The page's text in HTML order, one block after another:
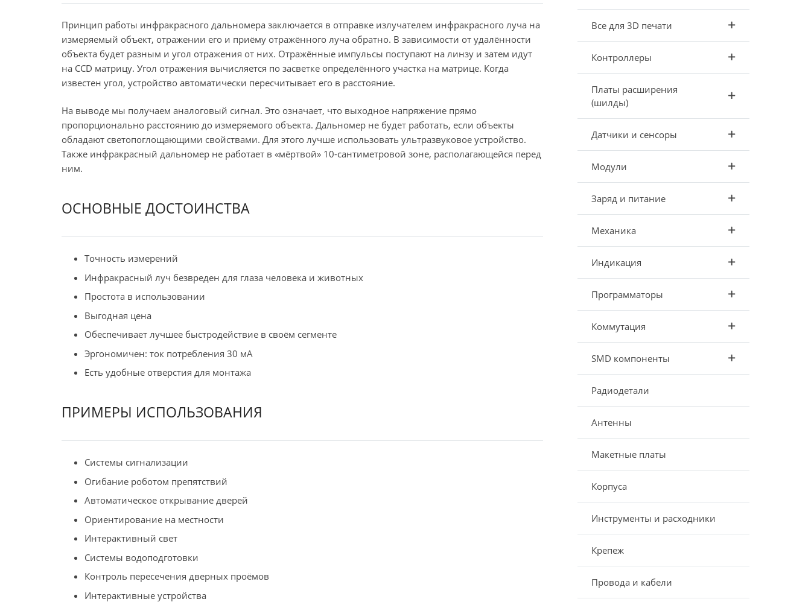
Принцип работы инфракрасного дальномера заключается в отправке излучателем инфракрасного луча на
измеряемый объект, отражении его и приёму отражённого луча обратно. В зависимости от удалённости
объекта будет разным и угол отражения от них. Отражённые импульсы поступают на линзу и затем идут
на CCD матрицу. Угол отражения вычисляется по засветке определённого участка на матрице. Когда
известен угол, устройство автоматически пересчитывает его в расстояние.
На выводе мы получаем аналоговый сигнал. Это означает, что выходное напряжение прямо
пропорционально расстоянию до измеряемого объекта. Дальномер не будет работать, если объекты
обладают светопоглощающими свойствами. Для этого лучше использовать ультразвуковое устройство.
Также инфракрасный дальномер не работает в «мёртвой» 10-сантиметровой зоне, располагающейся перед
ним.
ОСНОВНЫЕ ДОСТОИНСТВА
Точность измерений
Инфракрасный луч безвреден для глаза человека и животных
Простота в использовании
Выгодная цена
Обеспечивает лучшее быстродействие в своём сегменте
Эргономичен: ток потребления 30 мА
Есть удобные отверстия для монтажа
ПРИМЕРЫ ИСПОЛЬЗОВАНИЯ
Системы сигнализации
Огибание роботом препятствий
Автоматическое открывание дверей
Ориентирование на местности
Интерактивный свет
Системы водоподготовки
Контроль пересечения дверных проёмов
Интерактивные устройства
Все для 3D печати
Контроллеры
Платы расширения
(шилды)
Датчики и сенсоры
Модули
Заряд и питание
Механика
Индикация
Программаторы
Коммутация
SMD компоненты
Радиодетали
Антенны
Макетные платы
Корпуса
Инструменты и расходники
Крепеж
Провода и кабели